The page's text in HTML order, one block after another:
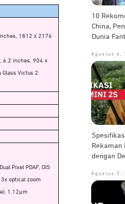
1812 x 2176
6.2 inches, 904 x
Victus 2
Pixel PDAF, OIS
3x optical zoom
1.12µm
10
China,
Dunia
Agustus 6,
dengan
Agustus 5,